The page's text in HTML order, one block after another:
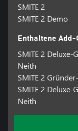
SMITE 2
SMITE 2 Demo
Enthaltene Add-
SMITE 2
Neith
SMITE 2
SMITE 2
Neith